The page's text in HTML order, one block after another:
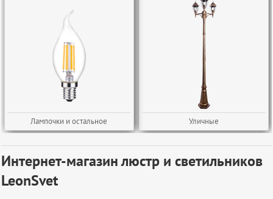
Лампочки и остальное Уличные
Интернет-магазин люстр и светильников
LeonSvet